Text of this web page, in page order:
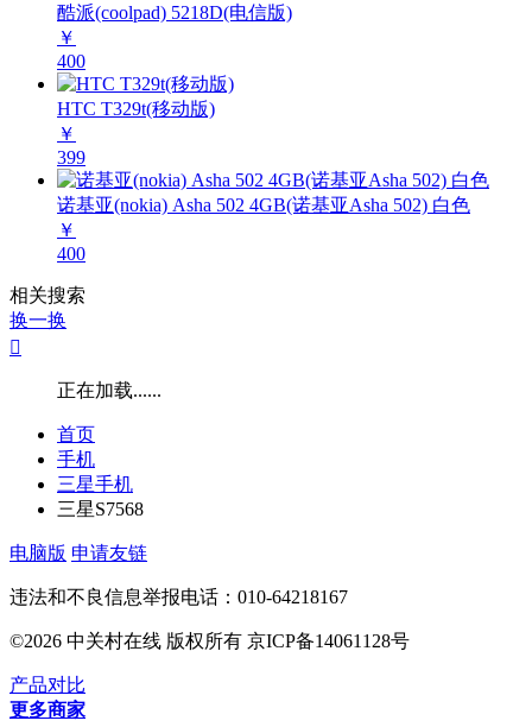
酷派(coolpad) 5218D(电信版)
￥
400
HTC T329t(移动版)
￥
399
诺基亚(nokia) Asha 502 4GB(诺基亚Asha 502) 白色
￥
400
相关搜索
换一换

正在加载......
首页
手机
三星手机
三星S7568
电脑版 申请友链
违法和不良信息举报电话：010-64218167
©2026 中关村在线 版权所有 京ICP备14061128号
产品对比
更多商家